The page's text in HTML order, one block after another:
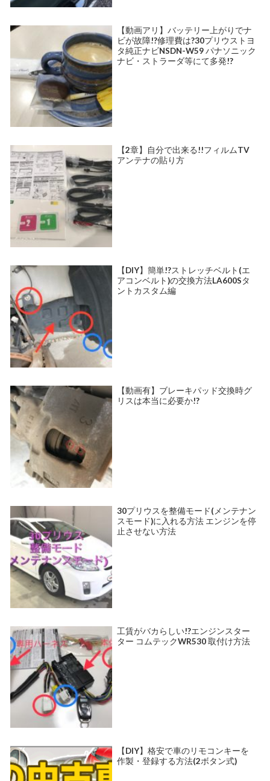
【動画アリ】バッテリー上がりでナ
ビが故障!?修理費は?30プリウストヨ
タ純正ナビNSDN-W59 パナソニック
ナビ・ストラーダ等にて多発!?
【2章】自分で出来る!!フィルムTV
アンテナの貼り方
【DIY】簡単!?ストレッチベルト(エ
アコンベルト)の交換方法LA600Sタ
ントカスタム編
【動画有】ブレーキパッド交換時グ
リスは本当に必要か!?
30プリウスを整備モード(メンテナン
スモード)に入れる方法 エンジンを停
止させない方法
工賃がバカらしい!?エンジンスター
ター コムテックWR530 取付け方法
【DIY】格安で車のリモコンキーを
作製・登録する方法(2ボタン式)